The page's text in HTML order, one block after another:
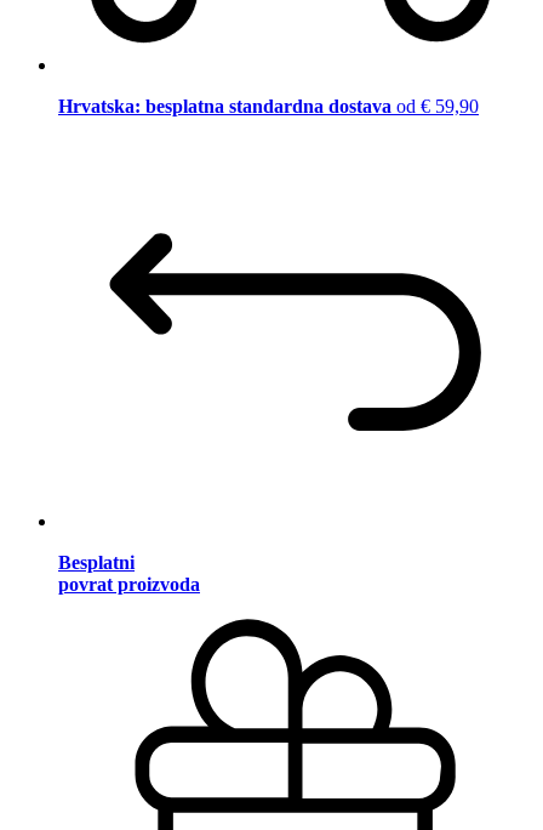
Hrvatska: besplatna standardna dostava od € 59,90
Besplatni
povrat proizvoda